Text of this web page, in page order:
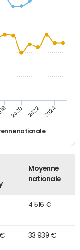
nationale
2020 2022 2024
Moyenne
nationale
4 516 €
33 939 €